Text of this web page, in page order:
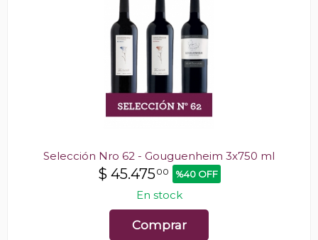
Selección Nro 62 - Gouguenheim 3x750 ml
$ 45.47500 %40 OFF
En stock
Comprar